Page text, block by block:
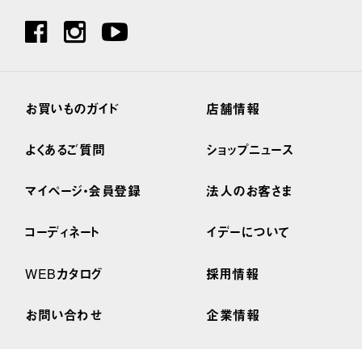
お買いものガイド
よくあるご質問
マイページ・会員登録
コーディネート
WEBカタログ
お問い合わせ
店舗情報
ショップニュース
法人のお客さま
イデーについて
採用情報
企業情報